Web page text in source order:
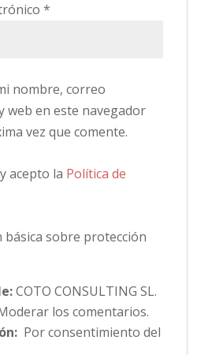
*
nombre, correo
web en este navegador
vez que comente.
acepto la Política de
sobre protección
COTO CONSULTING SL.
los comentarios.
Por consentimiento del